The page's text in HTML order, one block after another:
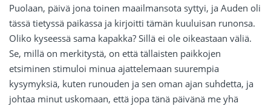
Puolaan, päivä jona toinen maailmansota syttyi, ja Auden oli
tässä tietyssä paikassa ja kirjoitti tämän kuuluisan runonsa.
Oliko kyseessä sama kapakka? Sillä ei ole oikeastaan väliä.
Se, millä on merkitystä, on että tällaisten paikkojen
etsiminen stimuloi minua ajattelemaan suurempia
kysymyksiä, kuten runouden ja sen oman ajan suhdetta, ja
johtaa minut uskomaan, että jopa tänä päivänä me yhä